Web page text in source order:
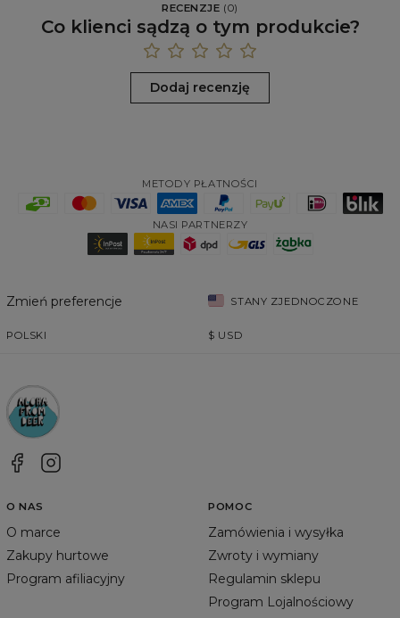
RECENZJE (0)
Co klienci sądzą o tym produkcie?
Dodaj recenzję
METODY PŁATNOŚCI
NASI PARTNERZY
Zmień preferencje STANY ZJEDNOCZONE
POLSKI $ USD
O NAS
O marce
Zakupy hurtowe
Program afiliacyjny
POMOC
Zamówienia i wysyłka
Zwroty i wymiany
Regulamin sklepu
Program Lojalnościowy